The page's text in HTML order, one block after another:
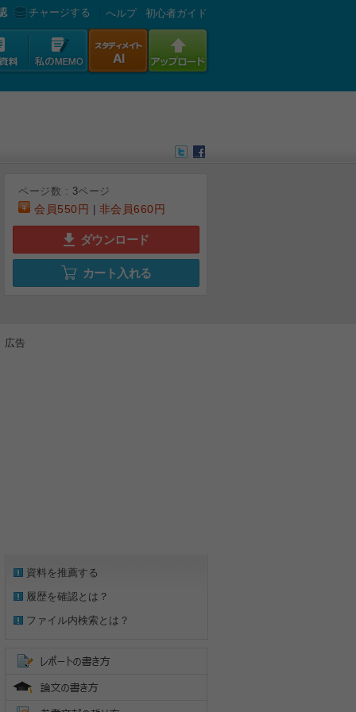
チャージする へルプ 初心者ガイド
ページ数 : 3ページ
会員550円 非会員660円
ダウンロード
カート入れる
広告
資料を推薦する
履歴を確認とは？
ファイル内検索とは？